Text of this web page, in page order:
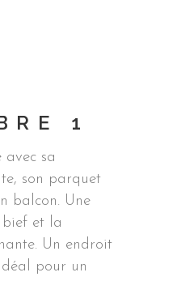
1
avec sa
son parquet
balcon. Une
et la
Un endroit
pour un